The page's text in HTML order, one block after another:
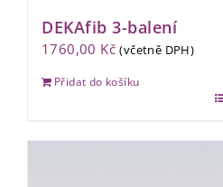
DEKAfib 3-balení
1760,00 Kč (včetně DPH)
Přidat do košíku